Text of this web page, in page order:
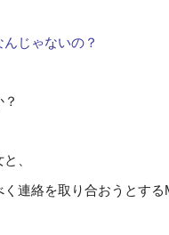
じゃないの？
、
連絡を取り合おうとする